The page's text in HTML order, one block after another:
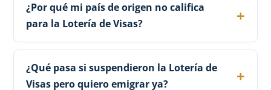
¿Por qué mi país de origen no califica
para la Lotería de Visas?
¿Qué pasa si suspendieron la Lotería de
Visas pero quiero emigrar ya?